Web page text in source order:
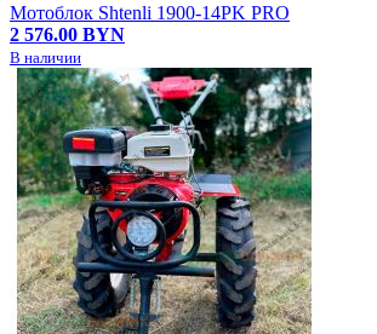
Мотоблок Shtenli 1900-14PK PRO
2 576.00 BYN
В наличии